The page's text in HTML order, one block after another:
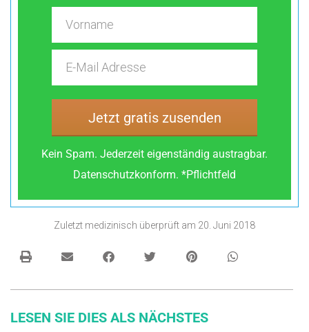
Jetzt gratis zusenden
Kein Spam. Jederzeit eigenständig austragbar.
Datenschutzkonform. *Pflichtfeld
Zuletzt medizinisch überprüft am 20. Juni 2018
LESEN SIE DIES ALS NÄCHSTES